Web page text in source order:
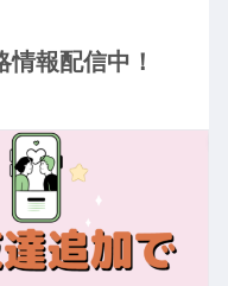
報配信中！